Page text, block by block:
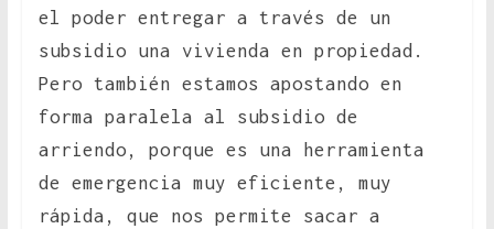
el poder entregar a través de un
subsidio una vivienda en propiedad.
Pero también estamos apostando en
forma paralela al subsidio de
arriendo, porque es una herramienta
de emergencia muy eficiente, muy
rápida, que nos permite sacar a